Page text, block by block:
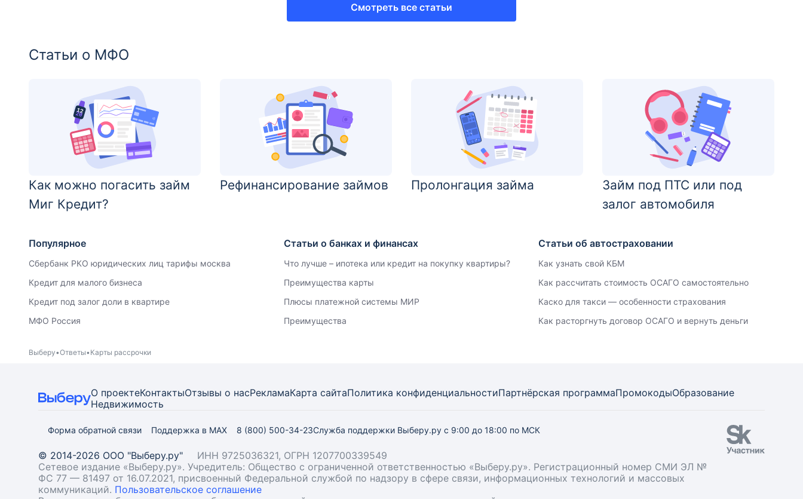
Смотреть все статьи
Статьи о МФО
Как можно погасить займ
Миг Кредит?
Рефинансирование займов Пролонгация займа
Займ под ПТС или под
залог автомобиля
Популярное
Сбербанк РКО юридических лиц тарифы москва
Кредит для малого бизнеса
Кредит под залог доли в квартире
МФО Россия
Статьи о банках и финансах
Что лучше – ипотека или кредит на покупку квартиры?
Преимущества карты
Плюсы платежной системы МИР
Преимущества
Статьи об автостраховании
Как узнать свой КБМ
Как рассчитать стоимость ОСАГО самостоятельно
Каско для такси — особенности страхования
Как расторгнуть договор ОСАГО и вернуть деньги
Выберу Ответы Карты рассрочки
О проектеКонтактыОтзывы о насРекламаКарта сайтаПолитика конфиденциальностиПартнёрская программаПромокодыОбразование
Недвижимость
Форма обратной связи Поддержка в MAX 8 (800) 500-34-23Служба поддержки Выберу.ру с 9:00 до 18:00 по МСК
© 2014-2026 ООО "Выберу.ру"
ИНН 9725036321, ОГРН 1207700339549
Сетевое издание «Выберу.ру». Учредитель: Общество с ограниченной ответственностью «Выберу.ру». Регистрационный номер СМИ ЭЛ №
ФС 77 — 81497 от 16.07.2021, присвоенный Федеральной службой по надзору в сфере связи, информационных технологий и массовых
коммуникаций. Пользовательское соглашение